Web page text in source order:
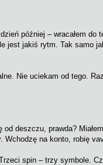
później – wracałem
jest jakiś rytm. Tak samo
Nie uciekam od tego.
deszczu, prawda?
na konto, robię
spin – trzy symbole.